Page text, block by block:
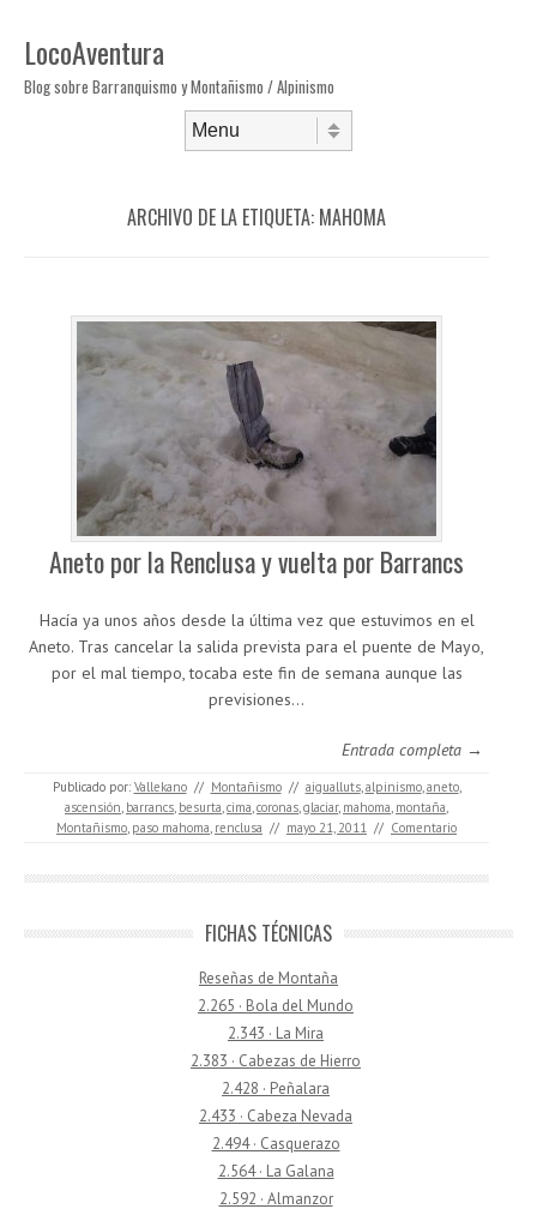
LocoAventura
Blog sobre Barranquismo y Montañismo / Alpinismo
ARCHIVO DE LA ETIQUETA: MAHOMA
Aneto por la Renclusa y vuelta por Barrancs
Hacía ya unos años desde la última vez que estuvimos en el
Aneto. Tras cancelar la salida prevista para el puente de Mayo,
por el mal tiempo, tocaba este fin de semana aunque las
previsiones…
Entrada completa →
Publicado por: Vallekano // Montañismo // aigualluts,alpinismo,aneto,
ascensión, barrancs, besurta,cima,coronas,glaciar, mahoma, montaña,
Montañismo, paso mahoma, renclusa // mayo 21, 2011 // Comentario
FICHAS TÉCNICAS
Reseñas de Montaña
2.265 · Bola del Mundo
2.343 · La Mira
2.383 · Cabezas de Hierro
2.428 · Peñalara
2.433 · Cabeza Nevada
2.494 · Casquerazo
2.564 · La Galana
2.592 · Almanzor